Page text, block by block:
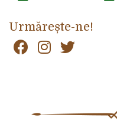
Urmărește-ne!